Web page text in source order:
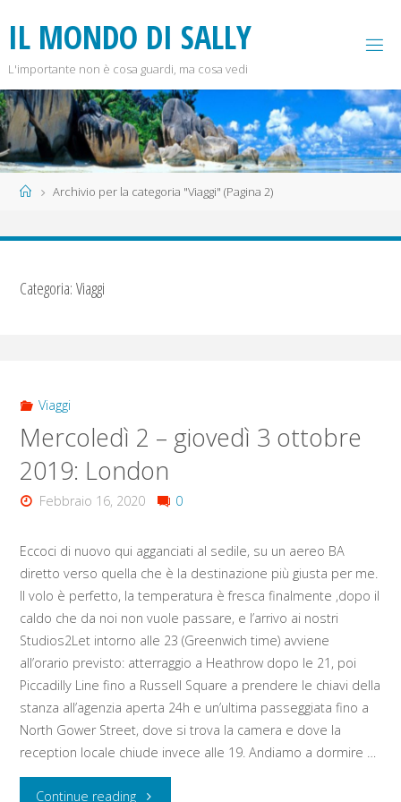
contenuto
IL MONDO DI SALLY
L'importante non è cosa guardi, ma cosa vedi
HomeArchivio per la categoria "Viaggi" (Pagina 2)
Categoria:Viaggi
Viaggi
Mercoledì 2 – giovedì 3 ottobre
2019: London
Febbraio 16, 2020 0
Eccoci di nuovo qui agganciati al sedile, su un aereo BA
diretto verso quella che è la destinazione più giusta per me.
Il volo è perfetto, la temperatura è fresca finalmente ,dopo il
caldo che da noi non vuole passare, e l’arrivo ai nostri
Studios2Let intorno alle 23 (Greenwich time) avviene
all’orario previsto: atterraggio a Heathrow dopo le 21, poi
Piccadilly Line fino a Russell Square a prendere le chiavi della
stanza all’agenzia aperta 24h e un’ultima passeggiata fino a
North Gower Street, dove si trova la camera e dove la
reception locale chiude invece alle 19. Andiamo a dormire …
Continue reading"Mercoledì